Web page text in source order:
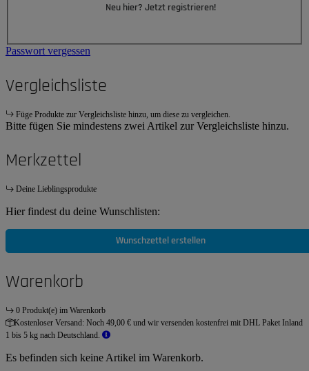
Neu hier? Jetzt registrieren!
Passwort vergessen
Vergleichsliste
Füge Produkte zur Vergleichsliste hinzu, um diese zu vergleichen.
Bitte fügen Sie mindestens zwei Artikel zur Vergleichsliste hinzu.
Merkzettel
Deine Lieblingsprodukte
Hier findest du deine Wunschlisten:
Wunschzettel erstellen
Warenkorb
0 Produkt(e) im Warenkorb
Kostenloser Versand: Noch 49,00 € und wir versenden kostenfrei mit DHL Paket Inland
1 bis 5 kg nach Deutschland.
Es befinden sich keine Artikel im Warenkorb.